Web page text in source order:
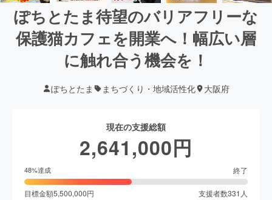
ぽちとたま待望のバリアフリーな
保護猫カフェを開業へ！幅広い層
に触れ合う機会を！
ぽちとたま まちづくり・地域活性化 大阪府
現在の支援総額
2,641,000円
48%達成 終了
目標金額5,500,000円 支援者数331 人